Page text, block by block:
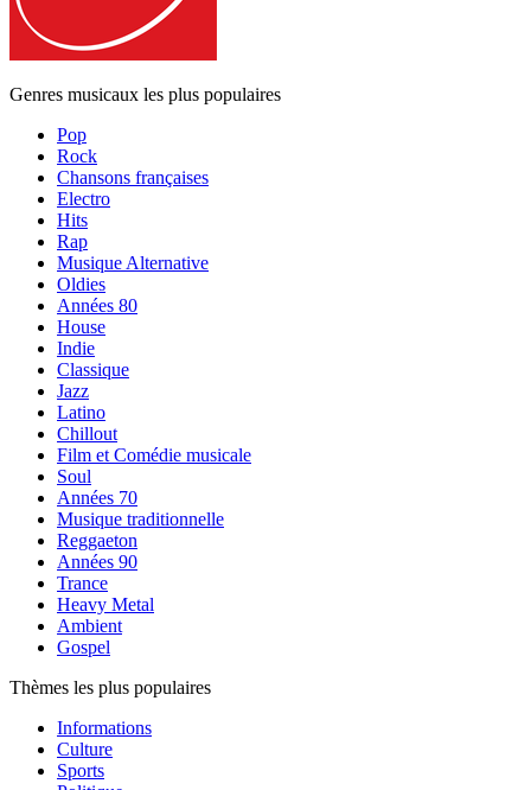
Genres musicaux les plus populaires
Pop
Rock
Chansons françaises
Electro
Hits
Rap
Musique Alternative
Oldies
Années 80
House
Indie
Classique
Jazz
Latino
Chillout
Film et Comédie musicale
Soul
Années 70
Musique traditionnelle
Reggaeton
Années 90
Trance
Heavy Metal
Ambient
Gospel
Thèmes les plus populaires
Informations
Culture
Sports